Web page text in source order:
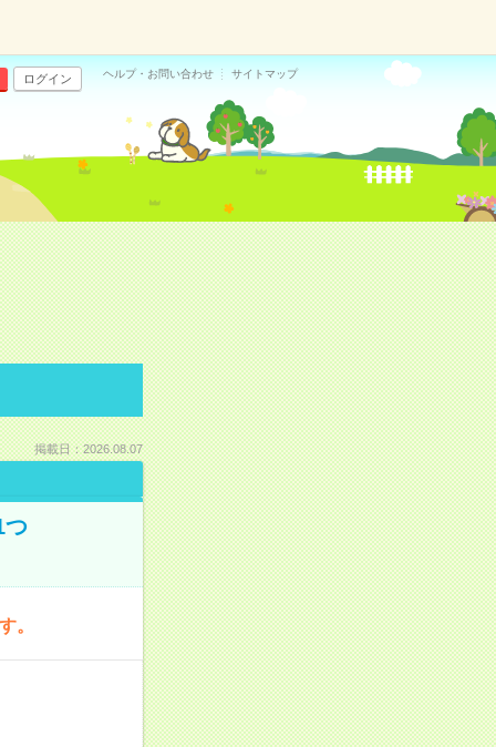
ログイン ヘルプ・お問い合わせ サイトマップ
掲載日：2026.08.07
つ
。